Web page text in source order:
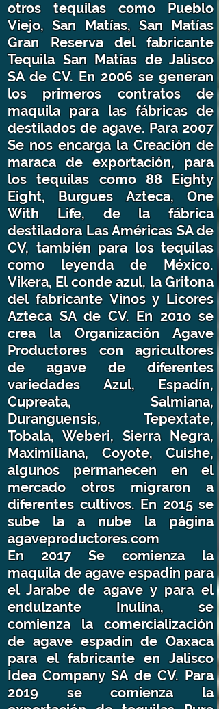
otros tequilas como Pueblo
Viejo, San Matías, San Matías
Gran Reserva del fabricante
Tequila San Matías de Jalisco
SA de CV. En 2006 se generan
los primeros contratos de
maquila para las fábricas de
destilados de agave. Para 2007
Se nos encarga la Creación de
maraca de exportación, para
los tequilas como 88 Eighty
Eight, Burgues Azteca, One
With Life, de la fábrica
destiladora Las Américas SA de
CV, también para los tequilas
como leyenda de México.
Vikera, El conde azul, la Gritona
del fabricante Vinos y Licores
Azteca SA de CV. En 201o se
crea la Organización Agave
Productores con agricultores
de agave de diferentes
variedades Azul, Espadín,
Cupreata, Salmiana,
Duranguensis, Tepextate,
Tobala, Weberi, Sierra Negra,
Maximiliana, Coyote, Cuishe,
algunos permanecen en el
mercado otros migraron a
diferentes cultivos. En 2015 se
sube la a nube la página
agaveproductores.com
En 2017 Se comienza la
maquila de agave espadín para
el Jarabe de agave y para el
endulzante Inulina, se
comienza la comercialización
de agave espadín de Oaxaca
para el fabricante en Jalisco
Idea Company SA de CV. Para
2019 se comienza la